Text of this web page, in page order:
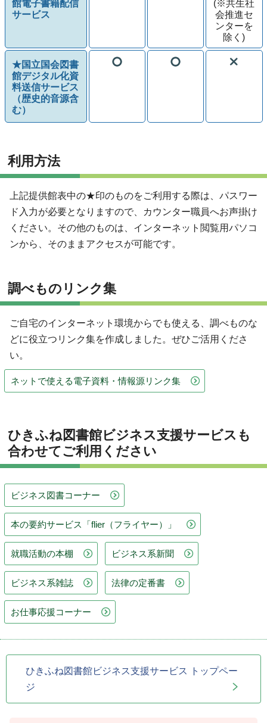
館電子書籍配信
サービス
(※共生社
会推進セ
ンターを
除く)
★国立国会図書
館デジタル化資
料送信サービス
（歴史的音源含
む）
利用方法
上記提供館表中の★印のものをご利用する際は、パスワー
ド入力が必要となりますので、カウンター職員へお声掛け
ください。その他のものは、インターネット閲覧用パソコ
ンから、そのままアクセスが可能です。
調べものリンク集
ご自宅のインターネット環境からでも使える、調べものな
どに役立つリンク集を作成しました。ぜひご活用くださ
い。
ネットで使える電子資料・情報源リンク集
ひきふね図書館ビジネス支援サービスも
合わせてご利用ください
ビジネス図書コーナー
本の要約サービス「flier（フライヤー）」
就職活動の本棚 ビジネス系新聞
ビジネス系雑誌 法律の定番書
お仕事応援コーナー
ひきふね図書館ビジネス支援サービス トップペー
ジ